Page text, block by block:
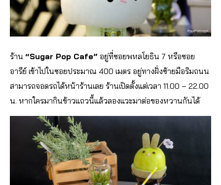
ร้าน “Sugar Pop Cafe” อยู่ที่ซอยพหลโยธิน 7 หรือซอย
อารีย์ เข้าไปในซอยประมาณ 400 เมตร อยู่ทางฝั่งซ้ายมือริมถนน
สามารถจอดรถได้หน้าร้านเลย ร้านเปิดตั้งแต่เวลา 11.00 – 22.00
น. หากใครมากินข้าวแถวนี้แล้วลองแวะมาต่อของหวานกันได้